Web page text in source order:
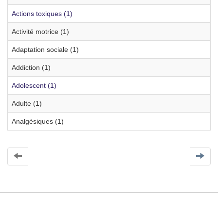
Actions toxiques (1)
Activité motrice (1)
Adaptation sociale (1)
Addiction (1)
Adolescent (1)
Adulte (1)
Analgésiques (1)